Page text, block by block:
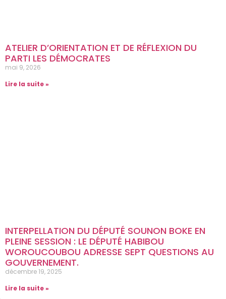
ATELIER D’ORIENTATION ET DE RÉFLEXION DU
PARTI LES DÉMOCRATES
mai 9, 2026
Lire la suite »
INTERPELLATION DU DÉPUTÉ SOUNON BOKE EN
PLEINE SESSION : LE DÉPUTÉ HABIBOU
WOROUCOUBOU ADRESSE SEPT QUESTIONS AU
GOUVERNEMENT.
décembre 19, 2025
Lire la suite »